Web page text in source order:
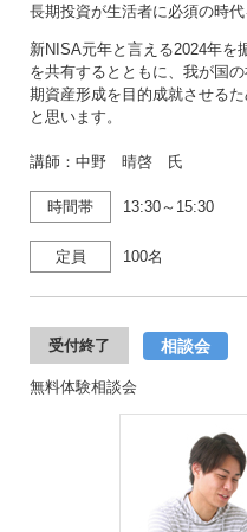
長期投資が生活者に必須の時
新NISA元年と言える2024年を
を共有するとともに、我が国
期資産形成を目的成就させる
と思います。
講師：中野 晴啓 氏
時間帯 13:30～15:30
定員 100名
受付終了 相談会
無料体験相談会